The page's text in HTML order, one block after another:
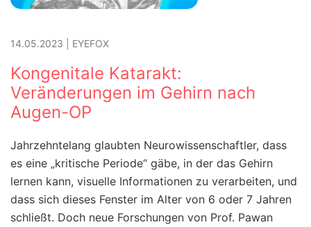
14.05.2023 EYEFOX
Kongenitale Katarakt:
Veränderungen im Gehirn nach
Augen-OP
Jahrzehntelang glaubten Neurowissenschaftler, dass
es eine „kritische Periode“ gäbe, in der das Gehirn
lernen kann, visuelle Informationen zu verarbeiten, und
dass sich dieses Fenster im Alter von 6 oder 7 Jahren
schließt. Doch neue Forschungen von Prof. Pawan